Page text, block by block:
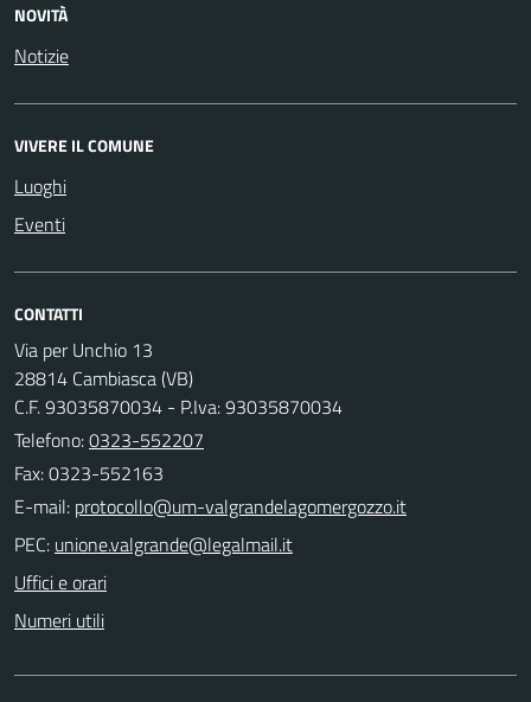
NOVITÀ
Notizie
VIVERE IL COMUNE
Luoghi
Eventi
CONTATTI
Via per Unchio 13
28814 Cambiasca (VB)
C.F. 93035870034 - P.Iva: 93035870034
Telefono:0323-552207
Fax: 0323-552163
E-mail:
PEC:
Uffici e orari
Numeri utili